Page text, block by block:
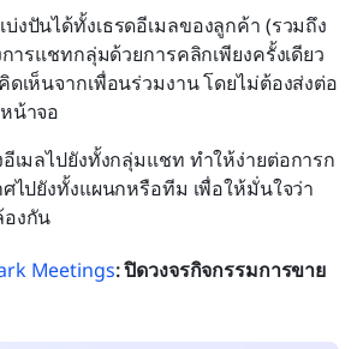
งปันได้ทั้งเธรดอีเมลของลูกค้า (รวมถึง
ารแชทกลุ่มด้วยการคลิกเพียงครั้งเดียว
ดเห็นจากเพื่อนร่วมงาน โดยไม่ต้องส่งต่อ
น้าจอ
เมลไปยังทั้งกลุ่มแชท ทำให้ง่ายต่อการก
ไปยังทั้งแผนกหรือทีม เพื่อให้มั่นใจว่า
งกัน
Meetings: ปิดวงจรกิจกรรมการขาย